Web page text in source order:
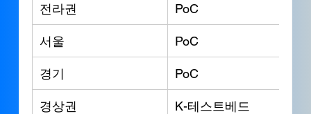
전라권 PoC
서울 PoC
경기 PoC
경상권 K-테스트베드